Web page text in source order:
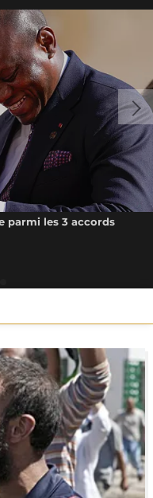
parmi les 3 accords